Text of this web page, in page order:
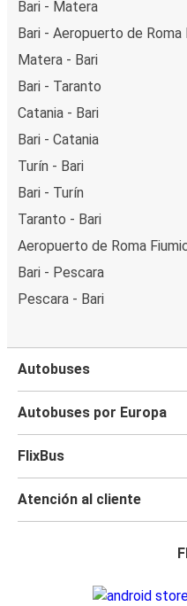
Bari - Matera
Bari - Aeropuerto de Roma
Matera - Bari
Bari - Taranto
Catania - Bari
Bari - Catania
Turín - Bari
Bari - Turín
Taranto - Bari
Aeropuerto de Roma
Bari - Pescara
Pescara - Bari
Autobuses
Autobuses por Europa
FlixBus
Atención al cliente